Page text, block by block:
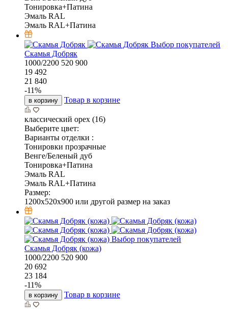
Тонировка+Патина
Эмаль RAL
Эмаль RAL+Патина
Выбор покупателей
Скамья Добряк
1000/2200 520 900
19 492
21 840
-11%
в корзину Товар в корзине
классический орех (16)
Выберите цвет:
Варианты отделки :
Тонировки прозрачные
Венге/Беленый дуб
Тонировка+Патина
Эмаль RAL
Эмаль RAL+Патина
Размер:
1200x520x900 или другой размер на заказ
Выбор покупателей
Скамья Добряк (кожа)
1000/2200 520 900
20 692
23 184
-11%
в корзину Товар в корзине